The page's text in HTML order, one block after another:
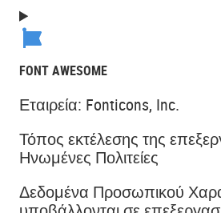
FONT AWESOME
Εταιρεία: Fonticons, Inc.
Τόπος εκτέλεσης της
Ηνωμένες Πολιτείες
Δεδομένα Προσωπικού